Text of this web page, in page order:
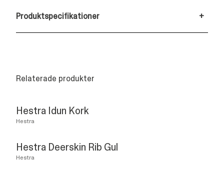
Produktspecifikationer +
Relaterade produkter
Hestra Idun Kork
Hestra
Hestra Deerskin Rib Gul
Hestra